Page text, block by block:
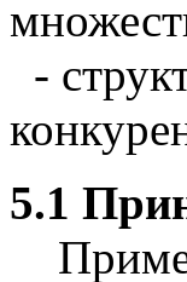
-
5.1